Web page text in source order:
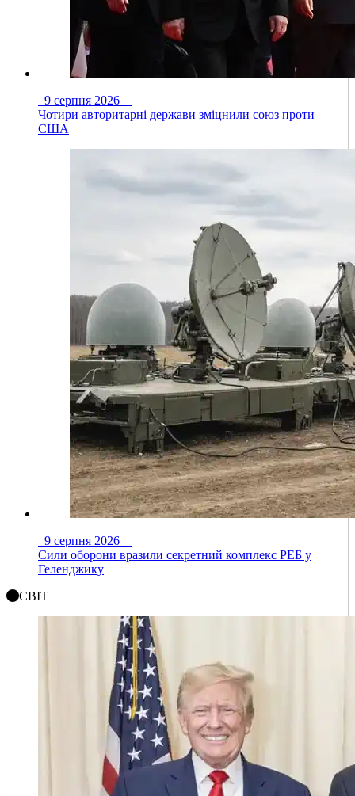
9 серпня 2026
Чотири авторитарні держави зміцнили союз проти
США
9 серпня 2026
Сили оборони вразили секретний комплекс РЕБ у
Геленджику
СВІТ